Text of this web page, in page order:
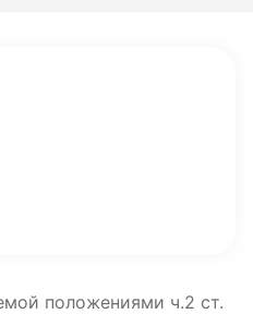
положениями ч.2 ст.